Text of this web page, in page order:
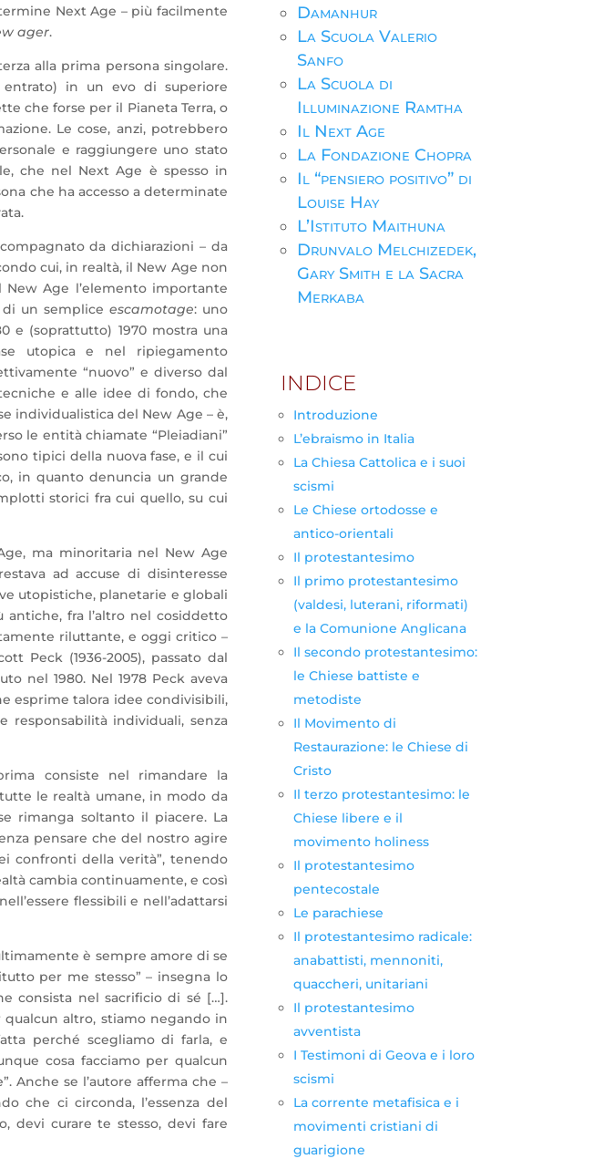
Next Age – più facilmente
ager.
alla prima persona singolare.
in un evo di superiore
che forse per il Pianeta Terra, o
Le cose, anzi, potrebbero
e raggiungere uno stato
che nel Next Age è spesso in
che ha accesso a determinate
da dichiarazioni – da
cui, in realtà, il New Age non
Age l’elemento importante
di un semplice escamotage: uno
e (soprattutto) 1970 mostra una
utopica e nel ripiegamento
“nuovo” e diverso dal
e alle idee di fondo, che
individualistica del New Age – è,
le entità chiamate “Pleiadiani”
tipici della nuova fase, e il cui
in quanto denuncia un grande
storici fra cui quello, su cui
ma minoritaria nel New Age
ad accuse di disinteresse
utopistiche, planetarie e globali
fra l’altro nel cosiddetto
riluttante, e oggi critico –
Peck (1936-2005), passato dal
nel 1980. Nel 1978 Peck aveva
esprime talora idee condivisibili,
responsabilità individuali, senza
consiste nel rimandare la
le realtà umane, in modo da
rimanga soltanto il piacere. La
pensare che del nostro agire
confronti della verità”, tenendo
cambia continuamente, e così
flessibili e nell’adattarsi
è sempre amore di se
per me stesso” – insegna lo
consista nel sacrificio di sé […].
altro, stiamo negando in
perché scegliamo di farla, e
cosa facciamo per qualcun
Anche se l’autore afferma che –
che ci circonda, l’essenza del
devi curare te stesso, devi fare
Damanhur
La Scuola Valerio
Sanfo
La Scuola di
Illuminazione Ramtha
Il Next Age
La Fondazione Chopra
Il “pensiero positivo” di
Louise Hay
L’Istituto Maithuna
Drunvalo Melchizedek,
Gary Smith e la Sacra
Merkaba
INDICE
Introduzione
L’ebraismo in Italia
La Chiesa Cattolica e i suoi
scismi
Le Chiese ortodosse e
antico-orientali
Il protestantesimo
Il primo protestantesimo
(valdesi, luterani, riformati)
e la Comunione Anglicana
Il secondo protestantesimo:
le Chiese battiste e
metodiste
Il Movimento di
Restaurazione: le Chiese di
Cristo
Il terzo protestantesimo: le
Chiese libere e il
movimento holiness
Il protestantesimo
pentecostale
Le parachiese
Il protestantesimo radicale:
anabattisti, mennoniti,
quaccheri, unitariani
Il protestantesimo
avventista
I Testimoni di Geova e i loro
scismi
La corrente metafisica e i
movimenti cristiani di
guarigione